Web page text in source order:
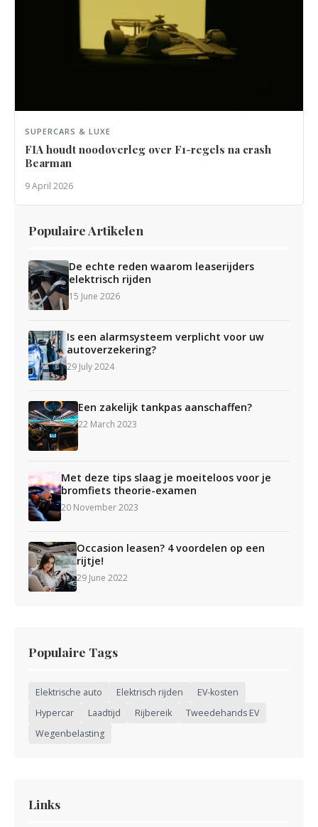
SUPERCARS & LUXE
FIA houdt noodoverleg over F1-regels na crash
Bearman
9 April 2026
Populaire Artikelen
De echte reden waarom leaserijders
elektrisch rijden
15 June 2026
Is een alarmsysteem verplicht voor uw
autoverzekering?
29 July 2024
Een zakelijk tankpas aanschaffen?
22 March 2023
Met deze tips slaag je moeiteloos voor je
bromfiets theorie-examen
20 November 2023
Occasion leasen? 4 voordelen op een
rijtje!
29 June 2022
Populaire Tags
Elektrische auto Elektrisch rijden
EV-kosten
Hypercar
Laadtijd Rijbereik
Tweedehands EV
Wegenbelasting
Links